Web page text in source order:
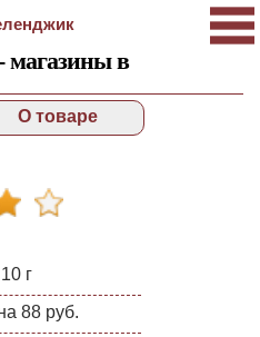
магазины в
О товаре
10 г
88 руб.